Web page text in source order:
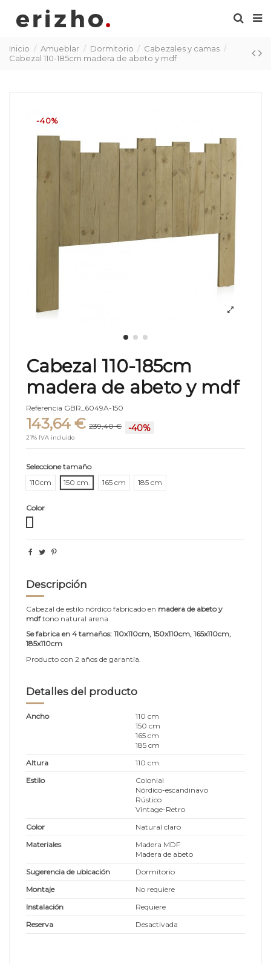
Inicio Amueblar Dormitorio
Cabezales y camas
Cabezal 110-185cm madera de abeto y mdf
-40%
Cabezal 110-185cm
madera de abeto y mdf
Referencia GBR_6049A-150
143,64 € 239,40 € -40%
21% IVA incluido
Seleccione tamaño
110cm
150 cm. 165 cm 185 cm
Color
Descripción
Cabezal de estilo nórdico fabricado en madera de abeto y
mdftono natural arena.
Se fabrica en 4 tamaños: 110x110cm, 150x110cm, 165x110cm,
185x110cm
Producto con 2 años de garantía.
Detalles del producto
Ancho
110 cm
150 cm
165 cm
185 cm
Altura
110 cm
Estilo
Colonial
Nórdico-escandinavo
Rústico
Vintage-Retro
Color
Natural claro
Materiales
Madera MDF
Madera de abeto
Sugerencia de ubicación
Dormitorio
Montaje
No requiere
Instalación
Requiere
Reserva
Desactivada